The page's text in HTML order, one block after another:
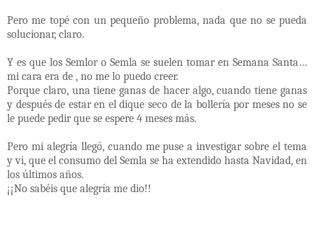
Pero me topé con un pequeño problema, nada que no se pueda
solucionar, claro.
Y es que los Semlor o Semla se suelen tomar en Semana Santa…
mi cara era de , no me lo puedo creer.
Porque claro, una tiene ganas de hacer algo, cuando tiene ganas
y después de estar en el dique seco de la bollería por meses no se
le puede pedir que se espere 4 meses más.
Pero mi alegría llegó, cuando me puse a investigar sobre el tema
y vi, que el consumo del Semla se ha extendido hasta Navidad, en
los últimos años.
¡¡No sabéis que alegría me dio!!